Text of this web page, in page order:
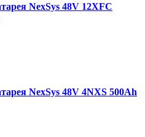
NexSys 48V 12XFC
NexSys 48V 4NXS 500Ah